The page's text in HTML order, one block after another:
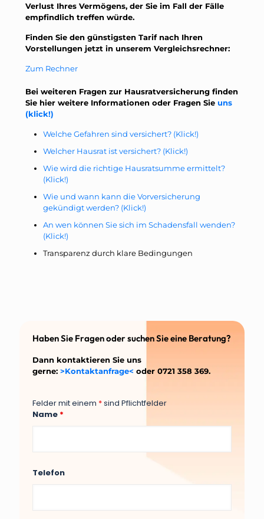
Verlust Ihres Vermögens, der Sie im Fall der Fälle
empfindlich treffen würde.
Finden Sie den günstigsten Tarif nach Ihren
Vorstellungen jetzt in unserem Vergleichsrechner:
Zum Rechner
Bei weiteren Fragen zur Hausratversicherung finden
Sie hier weitere Informationen oder Fragen Sie uns
(klick!)
Welche Gefahren sind versichert? (Klick!)
Welcher Hausrat ist versichert? (Klick!)
Wie wird die richtige Hausratsumme ermittelt?
(Klick!)
Wie und wann kann die Vorversicherung
gekündigt werden? (Klick!)
An wen können Sie sich im Schadensfall wenden?
(Klick!)
Transparenz durch klare Bedingungen
Haben Sie Fragen oder suchen Sie eine Beratung?
Dann kontaktieren Sie uns
gerne: >Kontaktanfrage< oder 0721 358 369.
Felder mit einem *sind Pflichtfelder
Name *
Telefon